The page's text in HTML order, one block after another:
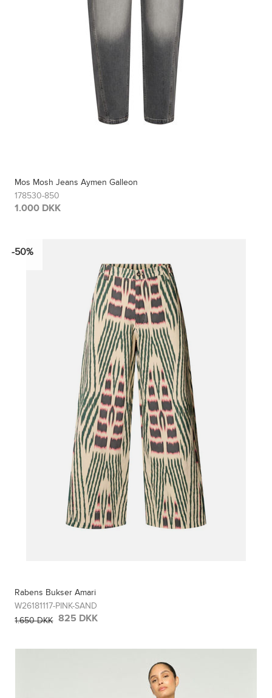
Mos Mosh Jeans Aymen Galleon
178530-850
1.000 DKK
-50%
Rabens Bukser Amari
W26181117-PINK-SAND
1.650 DKK 825 DKK